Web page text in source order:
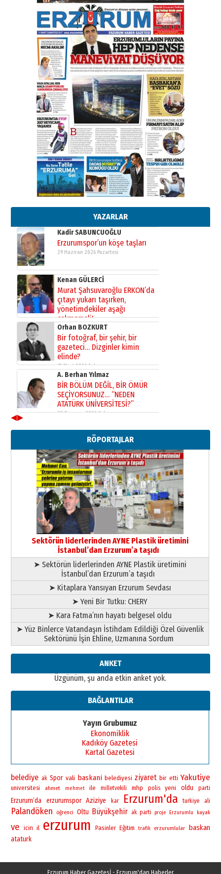
YAZARLAR
Bir fotoğraf, bir şehir, bir
gazeteci… Dizginler kimin
elinde?
31 Mart 2026 Salı
A. Berhan Yılmaz
BİR BÖLÜM DEĞİL, BİR ÖMÜR
SEÇİYORSUNUZ… “NEDEN
ATATÜRK ÜNİVERSİTESİ?”
28 Temmuz 2026 Salı
Ahmet Gökhan YAZICI
Ahmed Yesevi’den bir Alperen…
”Reisimiz” idi… Hakka yürüdü.!
26 Mart 2026 Perşembe
Cem Bakırcı
Ardında bıraktığı hatıralarıyla
gönül adamı Faruk Terzioğlu!
13 Mayıs 2026 Çarşamba
Esat BİNDESEN
Başkan Sekmen’den Erzurum’a
02 Ağustos 2026 Pazar
Kadir SABUNCUOĞLU
Erzurumspor’un köşe taşları
29 Haziran 2026 Pazartesi
Kenan GÜLERCİ
Murat Şahsuvaroğlu ERKON’da
çıtayı yukarı taşırken,
yönetimdekiler aşağı
çekmemeli!
17 Şubat 2026 SalıOrhan BOZKURT
Bir fotoğraf, bir şehir, bir
gazeteci… Dizginler kimin
elinde?
31 Mart 2026 Salı
A. Berhan Yılmaz
BİR BÖLÜM DEĞİL, BİR ÖMÜR
SEÇİYORSUNUZ… “NEDEN
ATATÜRK ÜNİVERSİTESİ?”
28 Temmuz 2026 Salı
Ahmed Yesevi’den bir Alperen…
”Reisimiz” idi… Hakka yürüdü.!
26 Mart 2026 Perşembe
Cem Bakırcı
Ardında bıraktığı hatıralarıyla
gönül adamı Faruk Terzioğlu!
13 Mayıs 2026 Çarşamba
Esat BİNDESEN
Başkan Sekmen’den Erzurum’a
bir vizyon proje daha!
02 Ağustos 2026 Pazar
◀▶
RÖPORTAJLAR
Sektörün liderlerinden AYNE Plastik üretimini
İstanbul’dan Erzurum’a taşıdı
➤ Sektörün liderlerinden AYNE Plastik üretimini
İstanbul’dan Erzurum’a taşıdı
➤ Kitaplara Yansıyan Erzurum Sevdası
➤ Yeni Bir Tutku: CHERY
➤ Kara Fatma’nın hayatı belgesel oldu
➤ Yüz Binlerce Vatandaşın İstihdam Edildiği Özel Güvenlik
Sektörünü İşin Ehline, Uzmanına Sordum
ANKET
Üzgünüm, şu anda etkin anket yok.
BAĞLANTILAR
Yayın Grubumuz
Ekonomiklik
Kadıköy Gazetesi
Kartal Gazetesi
belediye ak Spor vali baskani belediyesi ziyaret bir etti Yakutiye
universitesi ahmet mehmet ile milletvekili mhp polis yeni oldu parti
Erzurum’da erzurumspor Aziziye kar Erzurum'da turkiye ali
Palandöken öğrenci Oltu Büyükşehir ak parti proje Erzurumlu kayak
ve icin il erzurum Pasinler Eğitim trafik erzurumlular baskan
ataturk
Erzurum Haber Gazetesİ - Erzurum'dan Haberler